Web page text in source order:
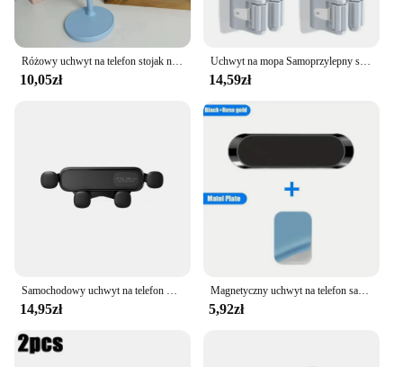
10,05zł
Uchwyt na mopa Samoprzylepny stojak na miotły Naścienny wspornik na mopa Wieszak na szczotkę do zamiatania Organizer do przechowywania Łazienka Akcesoria kuchenne
14,59zł
14,95zł
Magnetyczny uchwyt na telefon samochodowy uniwersalny uchwyt samochodowy do uchwytu na telefon komórkowy GPS wspornik samochodowy dla iPhone Huawei Samsung Xiaomi
5,92zł